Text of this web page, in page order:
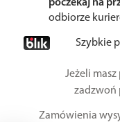
poczekaj na
odbiorze
Szybkie
Jeżeli
zadzwoń
Zamówienia